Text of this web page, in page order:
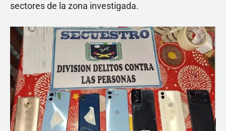
sectores de la zona investigada.